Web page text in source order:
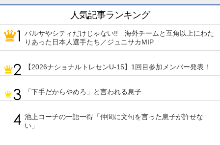
人気記事ランキング
バルサやシティだけじゃない!! 海外チームと互角以上にわた
りあった日本人選手たち／ジュニサカMIP
【2026ナショナルトレセンU-15】1回目参加メンバー発表！
「下手だからやめろ」と言われる息子
池上コーチの一語一得「仲間に文句を言った息子が許せな
い」